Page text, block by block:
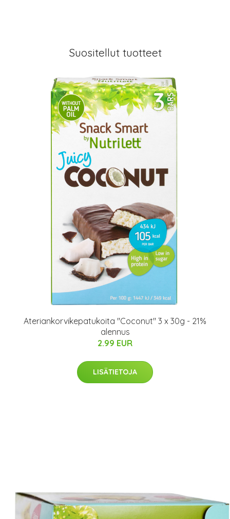
Suositellut tuotteet
Ateriankorvikepatukoita "Coconut" 3 x 30g - 21%
alennus
2.99 EUR
LISÄTIETOJA